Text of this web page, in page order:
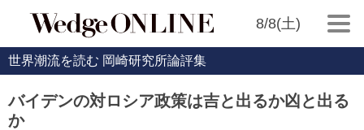
8/8(土)
世界潮流を読む 岡崎研究所論評集
バイデンの対ロシア政策は吉と出るか凶と出る
か